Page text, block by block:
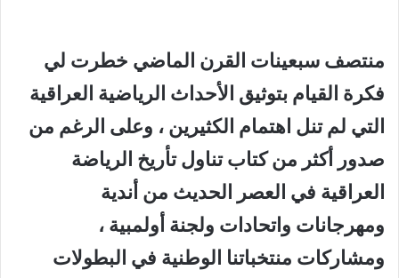
منتصف سبعينات القرن الماضي خطرت لي
فكرة القيام بتوثيق الأحداث الرياضية العراقية
التي لم تنل اهتمام الكثيرين ، وعلى الرغم من
صدور أكثر من كتاب تناول تأريخ الرياضة
العراقية في العصر الحديث من أندية
ومهرجانات واتحادات ولجنة أولمبية ،
ومشاركات منتخباتنا الوطنية في البطولات